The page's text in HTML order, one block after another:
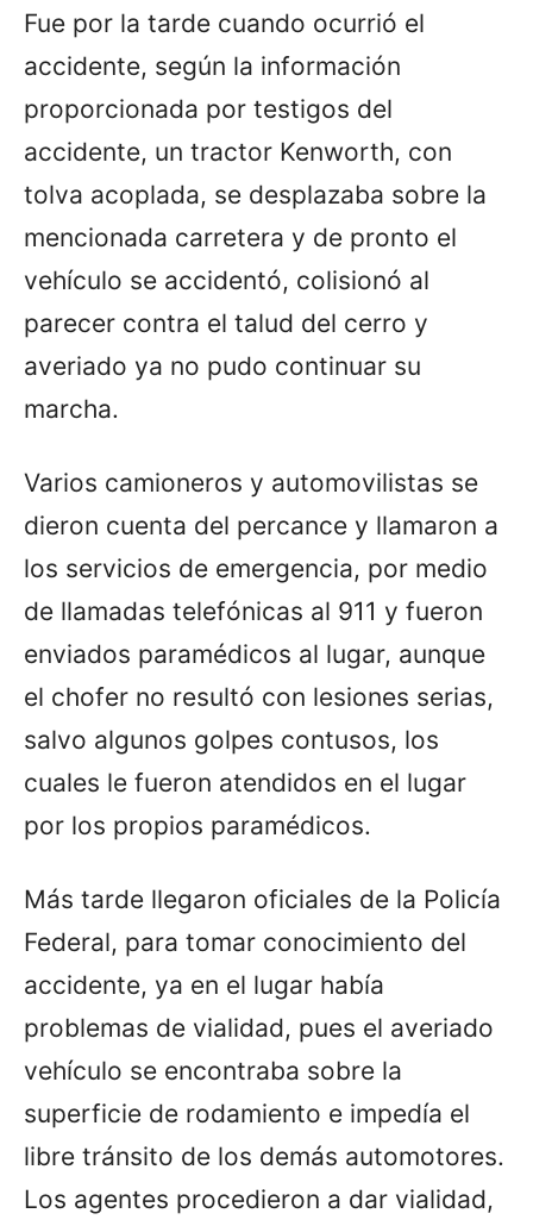
Fue por la tarde cuando ocurrió el
accidente, según la información
proporcionada por testigos del
accidente, un tractor Kenworth, con
tolva acoplada, se desplazaba sobre la
mencionada carretera y de pronto el
vehículo se accidentó, colisionó al
parecer contra el talud del cerro y
averiado ya no pudo continuar su
marcha.
Varios camioneros y automovilistas se
dieron cuenta del percance y llamaron a
los servicios de emergencia, por medio
de llamadas telefónicas al 911 y fueron
enviados paramédicos al lugar, aunque
el chofer no resultó con lesiones serias,
salvo algunos golpes contusos, los
cuales le fueron atendidos en el lugar
por los propios paramédicos.
Más tarde llegaron oficiales de la Policía
Federal, para tomar conocimiento del
accidente, ya en el lugar había
problemas de vialidad, pues el averiado
vehículo se encontraba sobre la
superficie de rodamiento e impedía el
libre tránsito de los demás automotores.
Los agentes procedieron a dar vialidad,